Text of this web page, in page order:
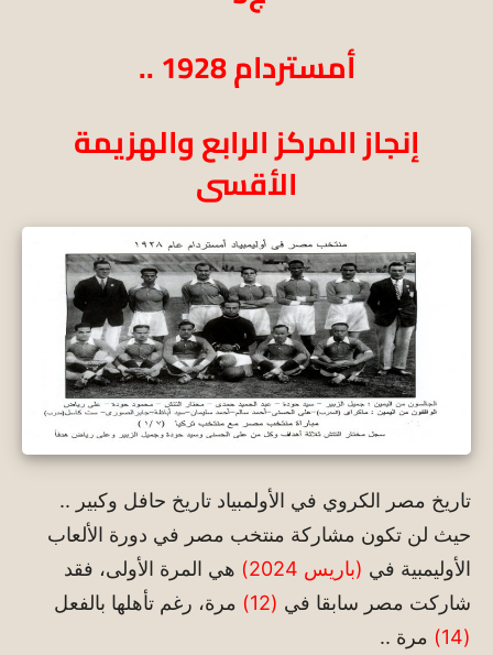
أمستردام 1928 ..
إنجاز المركز الرابع والهزيمة
الأقسى
تاريخ مصر الكروي في الأولمبياد تاريخ حافل وكبير ..
حيث لن تكون مشاركة منتخب مصر في دورة الألعاب
الأوليمبية في (باريس 2024)
هي المرة الأولى، فقد
شاركت مصر سابقا في (12)
مرة، رغم تأهلها بالفعل
(14)
مرة ..